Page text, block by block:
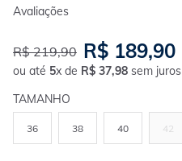
R$ 219,90 R$ 189,90
ou até 5x de R$ 37,98 sem juros
TAMANHO
36 38 40 42